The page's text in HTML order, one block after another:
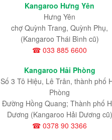
Kangaroo Hưng Yên
Hưng Yên
chợ Quỳnh Trang, Quỳnh Phụ,
(Kangaroo Thái Bình cũ)
☎ 033 885 6600
Kangaroo Hải Phòng
Số 3 Tô Hiệu, Lê Trân, thành phố
Phòng
Đường Hồng Quang; Thành phố
Dương (Kangaroo Hải Dương cũ)
☎ 0378 90 3366